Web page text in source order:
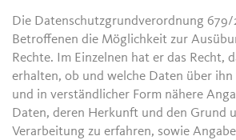
Die Datenschutzgrundverordnung 679/
Betroffenen die Möglichkeit zur
Rechte. Im Einzelnen hat er das Recht,
erhalten, ob und welche Daten über ihn
und in verständlicher Form nähere
Daten, deren Herkunft und den Grund
Verarbeitung zu erfahren, sowie